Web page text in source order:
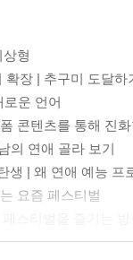
형
확장 | 추구미 도달하
로운 언어
콘텐츠를 통해 진
의 연애 골라 보기
생 | 왜 연애 예능
요즘 페스티벌